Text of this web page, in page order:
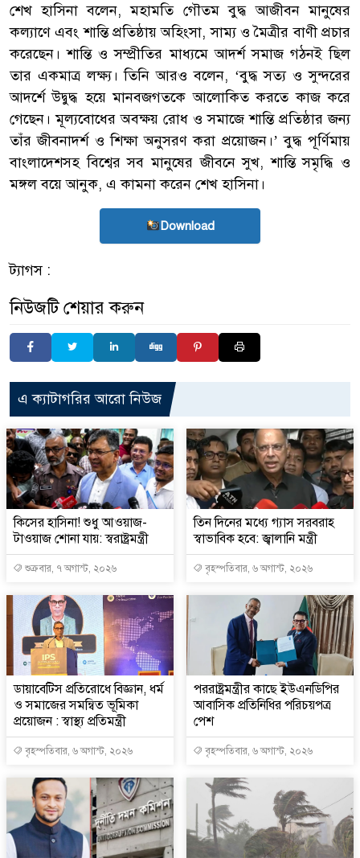
শেখ হাসিনা বলেন, মহামতি গৌতম বুদ্ধ আজীবন মানুষের
কল্যাণে এবং শান্তি প্রতিষ্ঠায় অহিংসা, সাম্য ও মৈত্রীর বাণী প্রচার
করেছেন। শান্তি ও সম্প্রীতির মাধ্যমে আদর্শ সমাজ গঠনই ছিল
তার একমাত্র লক্ষ্য। তিনি আরও বলেন, ‘বুদ্ধ সত্য ও সুন্দরের
আদর্শে উদ্বুদ্ধ হয়ে মানবজগতকে আলোকিত করতে কাজ করে
গেছেন। মূল্যবোধের অবক্ষয় রোধ ও সমাজে শান্তি প্রতিষ্ঠার জন্য
তাঁর জীবনাদর্শ ও শিক্ষা অনুসরণ করা প্রয়োজন।’ বুদ্ধ পূর্ণিমায়
বাংলাদেশসহ বিশ্বের সব মানুষের জীবনে সুখ, শান্তি সমৃদ্ধি ও
মঙ্গল বয়ে আনুক, এ কামনা করেন শেখ হাসিনা।
Download
ট্যাগস :
নিউজটি শেয়ার করুন
এ ক্যাটাগরির আরো নিউজ
কিসের হাসিনা! শুধু আওয়াজ-
টাওয়াজ শোনা যায়: স্বরাষ্ট্রমন্ত্রী
শুক্রবার, ৭ অগাস্ট, ২০২৬
তিন দিনের মধ্যে গ্যাস সরবরাহ
স্বাভাবিক হবে: জ্বালানি মন্ত্রী
বৃহস্পতিবার, ৬ অগাস্ট, ২০২৬
ডায়াবেটিস প্রতিরোধে বিজ্ঞান, ধর্ম
ও সমাজের সমন্বিত ভূমিকা
প্রয়োজন : স্বাস্থ্য প্রতিমন্ত্রী
বৃহস্পতিবার, ৬ অগাস্ট, ২০২৬
পররাষ্ট্রমন্ত্রীর কা‌ছে ইউএনডিপির
আবাসিক প্রতিনিধির পরিচয়পত্র
পেশ
বৃহস্পতিবার, ৬ অগাস্ট, ২০২৬